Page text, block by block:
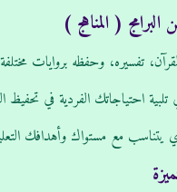
( المناهج )
تفسيره، وحفظه بروايات
احتياجاتك الفردية في تحفيظ
يتناسب مع مستواك وأهدافك